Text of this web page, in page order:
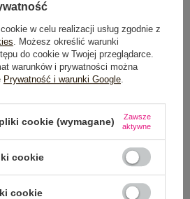
w celu realizacji usług zgodnie z
. Możesz określić warunki
do cookie w Twojej przeglądarce.
warunków i prywatności można
Prywatność i warunki Google
cookie (wymagane)
Zawsze
aktywne
cookie
cookie